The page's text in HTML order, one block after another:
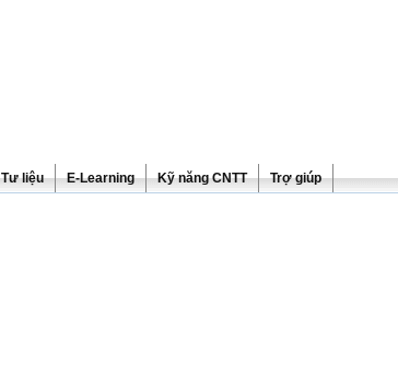
Tư liệu E-Learning Kỹ năng CNTT Trợ giúp